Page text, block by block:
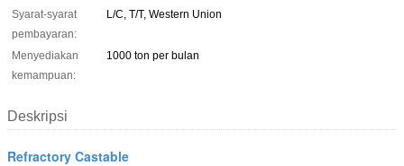
Syarat-syarat
pembayaran:
L/C, T/T, Western Union
Menyediakan
kemampuan:
1000 ton per bulan
Deskripsi
Refractory Castable